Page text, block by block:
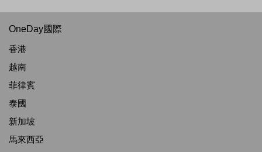
OneDay國際
香港
越南
菲律賓
泰國
新加坡
馬來西亞